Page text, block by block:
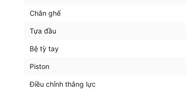
Chân ghế
Tựa đầu
Bệ tỳ tay
Piston
Điều chỉnh thắng lực